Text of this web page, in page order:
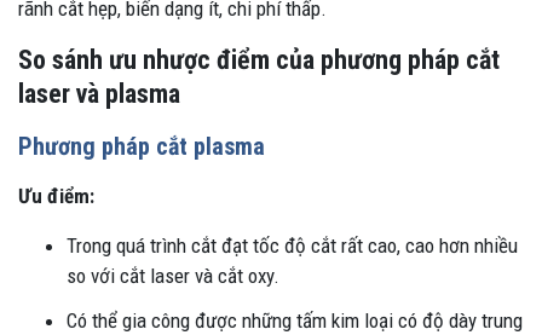
rãnh cắt hẹp, biến dạng ít, chi phí thấp.
So sánh ưu nhược điểm của phương pháp cắt
laser và plasma
Phương pháp cắt plasma
Ưu điểm:
Trong quá trình cắt đạt tốc độ cắt rất cao, cao hơn nhiều
so với cắt laser và cắt oxy.
Có thể gia công được những tấm kim loại có độ dày trung